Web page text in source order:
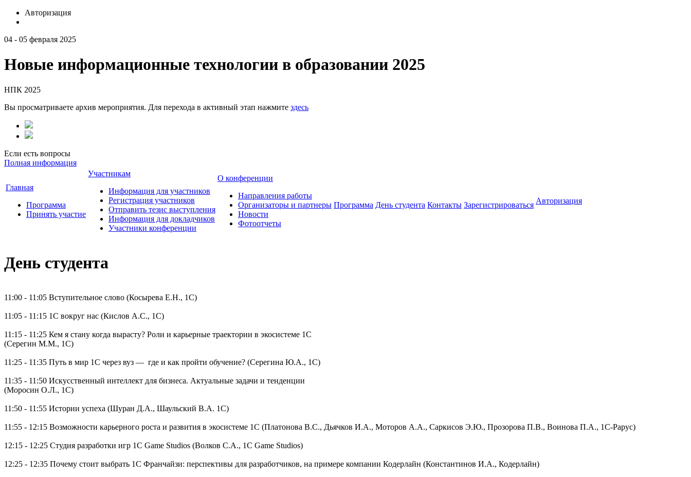
Авторизация
04 - 05 февраля 2025
Новые информационные технологии в образовании 2025
НПК 2025
Вы просматриваете архив мероприятия. Для перехода в активный этап нажмите здесь
Если есть вопросы
Полная информация
Главная
Программа
Принять участие
Участникам
Информация для участников
Регистрация участников
Отправить тезис выступления
Информация для докладчиков
Участники конференции
О конференции
Направления работы
Организаторы и партнеры
Новости
Фотоотчеты
Программа День студента Контакты Зарегистрироваться Авторизация
День студента
11:00 - 11:05 Вступительное слово (Косырева Е.Н., 1С)
11:05 - 11:15 1С вокруг нас (Кислов А.С., 1С)
11:15 - 11:25 Кем я стану когда вырасту? Роли и карьерные траектории в экосистеме 1С
(Серегин М.М., 1С)
11:25 - 11:35 Путь в мир 1С через вуз — где и как пройти обучение? (Серегина Ю.А., 1С)
11:35 - 11:50 Искусственный интеллект для бизнеса. Актуальные задачи и тенденции
(Моросин О.Л., 1С)
11:50 - 11:55 Истории успеха (Шуран Д.А., Шаульский В.А. 1С)
11:55 - 12:15 Возможности карьерного роста и развития в экосистеме 1С (Платонова В.С., Дьячков И.А., Моторов А.А., Саркисов Э.Ю., Прозорова П.В., Воинова П.А., 1С-Рарус)
12:15 - 12:25 Студия разработки игр 1C Game Studios (Волков С.А., 1C Game Studios)
12:25 - 12:35 Почему стоит выбрать 1С Франчайзи: перспективы для разработчиков, на примере компании Кодерлайн (Константинов И.А., Кодерлайн)